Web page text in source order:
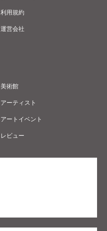
利用規約
運営会社
美術館
アーティスト
アートイベント
レビュー